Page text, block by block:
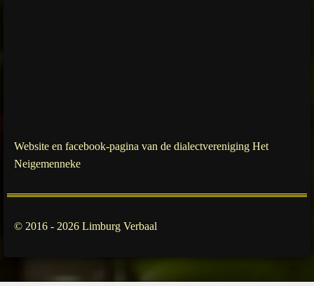
Website en facebook-pagina van de dialectvereniging Het
Neigemenneke
© 2016 - 2026 Limburg Verbaal